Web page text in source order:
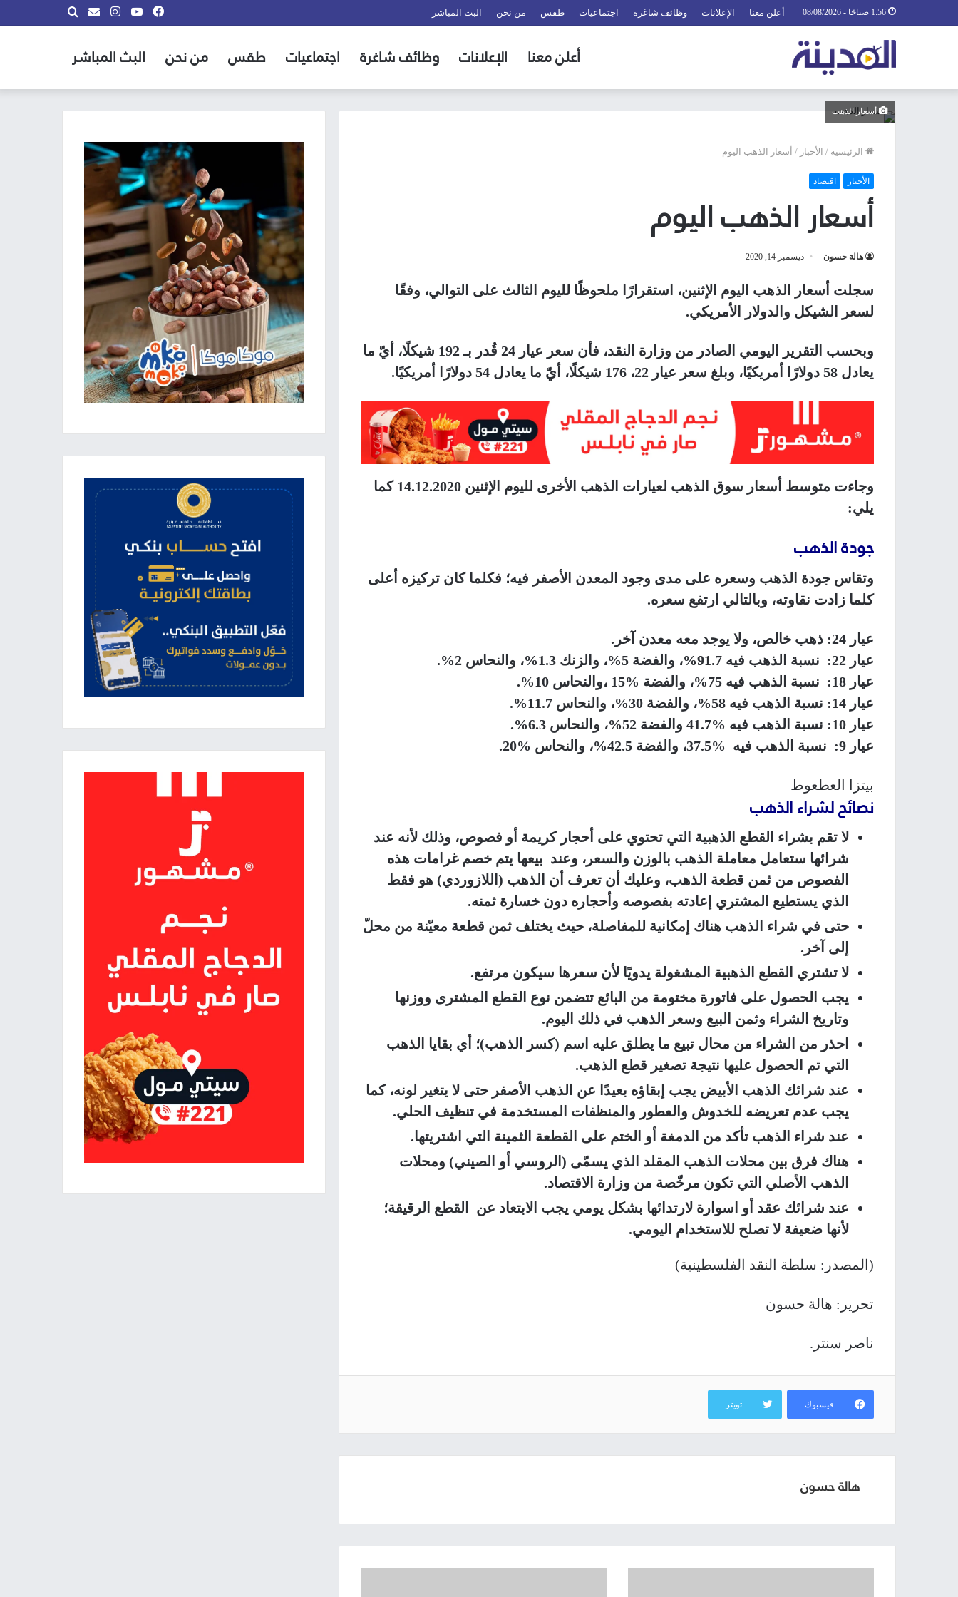
أعلن معنا الإعلانات وظائف شاغرة اجتماعيات طقس من نحن البث المباشر بحث
info@almadina.tvانستقراميوتيوب
فيسبوك
أعلن معنا الإعلانات وظائف شاغرة اجتماعيات طقس من نحن البث المباشر
أسعار الذهب
الرئيسية / الأخبار / أسعار الذهب اليوم
الأخبار اقتصاد
أسعار الذهب اليوم
هالة حسون ديسمبر 14, 2020
سجلت أسعار الذهب اليوم الإثنين، استقرارًا ملحوظًا لليوم الثالث على التوالي، وفقًا
لسعر الشيكل والدولار الأمريكي.
وبحسب التقرير اليومي الصادر من وزارة النقد، فأن سعر عيار 24 قُدر بـ 192 شيكلًا، أيّ ما
يعادل 58 دولارًا أمريكيًا، وبلغ سعر عيار 22، 176 شيكلًا، أيّ ما يعادل 54 دولارًا أمريكيًا.
وجاءت متوسط أسعار سوق الذهب لعيارات الذهب الأخرى لليوم الإثنين 14.12.2020 كما
يلي:
جودة الذهب
وتقاس جودة الذهب وسعره على مدى وجود المعدن الأصفر فيه؛ فكلما كان تركيزه أعلى
كلما زادت نقاوته، وبالتالي ارتفع سعره.
عيار 24: ذهب خالص، ولا يوجد معه معدن آخر.
عيار 22: نسبة الذهب فيه 91.7%، والفضة 5%، والزنك 1.3%، والنحاس 2%.
عيار 18: نسبة الذهب فيه 75%، والفضة %15 ،والنحاس 10%.
عيار 14: نسبة الذهب فيه 58%، والفضة 30%، والنحاس 11.7%.
عيار 10: نسبة الذهب فيه %41.7 والفضة 52%، والنحاس 6.3%.
عيار 9: نسبة الذهب فيه %37.5، والفضة 42.5%، والنحاس %20.
بيتزا العطعوط
نصائح لشراء الذهب
لا تقم بشراء القطع الذهبية التي تحتوي على أحجار كريمة أو فصوص، وذلك لأنه عند
شرائها ستعامل معاملة الذهب بالوزن والسعر، وعند بيعها يتم خصم غرامات هذه
الفصوص من ثمن قطعة الذهب، وعليك أن تعرف أن الذهب (اللازوردي) هو فقط
الذي يستطيع المشتري إعادته بفصوصه وأحجاره دون خسارة ثمنه.
حتى في شراء الذهب هناك إمكانية للمفاصلة، حيث يختلف ثمن قطعة معيّنة من محلّ
إلى آخر.
لا تشتري القطع الذهبية المشغولة يدويًا لأن سعرها سيكون مرتفع.
يجب الحصول على فاتورة مختومة من البائع تتضمن نوع القطع المشترى ووزنها
وتاريخ الشراء وثمن البيع وسعر الذهب في ذلك اليوم.
احذر من الشراء من محال تبيع ما يطلق عليه اسم (كسر الذهب)؛ أي بقايا الذهب
التي تم الحصول عليها نتيجة تصغير قطع الذهب.
عند شرائك الذهب الأبيض يجب إبقاؤه بعيدًا عن الذهب الأصفر حتى لا يتغير لونه، كما
يجب عدم تعريضه للخدوش والعطور والمنظفات المستخدمة في تنظيف الحلي.
عند شراء الذهب تأكد من الدمغة أو الختم على القطعة الثمينة التي اشتريتها.
هناك فرق بين محلات الذهب المقلد الذي يسمّى (الروسي أو الصيني) ومحلات
الذهب الأصلي التي تكون مرخّصة من وزارة الاقتصاد.
عند شرائك عقد أو اسوارة لارتدائها بشكل يومي يجب الابتعاد عن القطع الرقيقة؛
لأنها ضعيفة لا تصلح للاستخدام اليومي.
(المصدر: سلطة النقد الفلسطينية)
تحرير: هالة حسون
ناصر سنتر.
فيسبوك تويتر
هالة حسون